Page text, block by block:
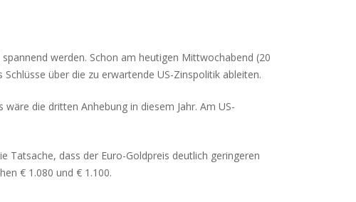
werden. Schon am heutigen Mittwochabend (20
über die zu erwartende US-Zinspolitik ableiten.
die dritten Anhebung in diesem Jahr. Am US-
Tatsache, dass der Euro-Goldpreis deutlich geringeren
€ 1.080 und € 1.100.